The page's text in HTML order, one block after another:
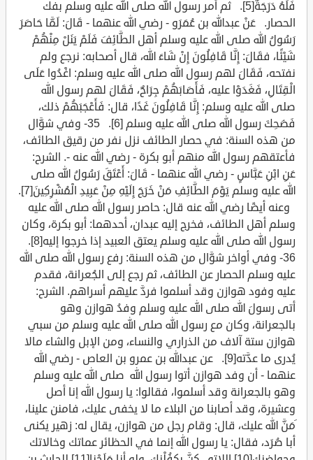
فَلَهُ دَرَجَةٌ[5]. ثم أمر رسول الله صلى الله عليه وسلم بفك
الحصار. عَنْ عبدالله بن عُمَرَو - رضي الله عنهما - قَالَ: لَمَّا حَاصَرَ
رَسُولُ الله صلى الله عليه وسلم أهل الطَّائِفَ فَلَمْ يَنَلْ مِنْهُمْ
شَيْئًا، فقَالَ: إِنَّا قَافِلُونَ إِنْ شَاءَ الله، قال أصحابه: نرجع ولم
نفتحه، فَقَالَ لهم رسول الله صلى الله عليه وسلم: اغْدُوا عَلَى
الْقِتَالِ، فَغَدَوْا عليه، فَأَصَابَهُمْ جِرَاحٌ، فَقَالَ لهم رسول الله
صلى الله عليه وسلم: إِنَّا قَافِلُونَ غَدًا، قال: فَأَعْجَبَهُمْ ذلك،
فَضَحِكَ رسول الله صلى الله عليه وسلم [6]. 35- وفي شوَّال
من هذه السنة: في حصار الطائف نزل نفر من رقيق الطائف،
فأعتقهم رسول الله منهم أبو بكرة - رضي الله عنه -. الشرح:
عَنِ ابْنِ عَبَّاسٍ - رضي الله عنهما - قَالَ: أَعْتَقَ رَسُولُ الله صلى
الله عليه وسلم يَوْمَ الطَّائِفِ مَنْ خَرَجَ إِلَيْهِ مِنْ عَبِيدِ الْمُشْرِكِينَ[7].
وعنه أيضًا رضي الله عنه قال: حاصر رسول الله صلى الله عليه
وسلم أهل الطائف، فخرج إليه عبدان، أحدهما: أبو بكرة، وكان
رسول الله صلى الله عليه وسلم يعتق العبيد إذا خرجوا إليه[8].
36- وفي أواخر شوَّال من هذه السنة: رفع رسول الله صلى الله
عليه وسلم الحصار عن الطائف، ثم رجع إلى الجُعرانة، فقدم
عليه وفود هوازن وقد أسلموا فردَّ عليهم أسراهم. الشرح:
أتى رسولَ الله صلى الله عليه وسلم وفدُ هوازن وهو
بالجعرانة، وكان مع رسول الله صلى الله عليه وسلم من سبي
هوازن ستة آلاف من الذراري والنساء، ومن الإبل والشاء مالا
يُدرى ما عدَّته[9]. عن عبدالله بن عمرو بن العاص - رضي الله
عنهما - أن ‏وفد هوازن ‏أتوا رسول الله ‏ صلى الله عليه وسلم
‏وهو ‏بالجعرانة ‏وقد أسلموا، فقالوا: يا رسول الله إنا أصل
وعشيرة، وقد أصابنا من البلاء ما لا ‏يخفى عليك، ‏فامنن ‏علينا، ‏
‏َمَنَّ ‏الله عليك، قال: وقام رجل من هوازن، يقال له: زهير يكنى
أبا صُرَد، فقال: يا رسول الله إنما في الحظائر عماتك وخالاتك